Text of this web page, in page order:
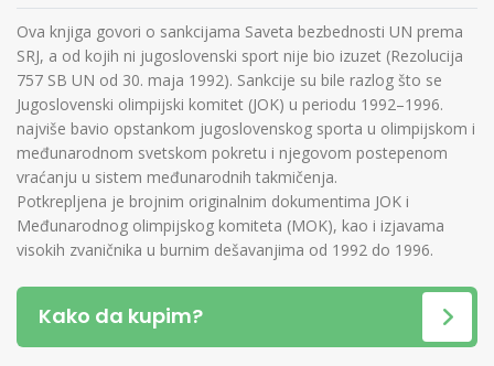
Ova knjiga govori o sankcijama Saveta bezbednosti UN prema
SRJ, a od kojih ni jugoslovenski sport nije bio izuzet (Rezolucija
757 SB UN od 30. maja 1992). Sankcije su bile razlog što se
Jugoslovenski olimpijski komitet (JOK) u periodu 1992–1996.
najviše bavio opstankom jugoslovenskog sporta u olimpijskom i
međunarodnom svetskom pokretu i njegovom postepenom
vraćanju u sistem međunarodnih takmičenja.
Potkrepljena je brojnim originalnim dokumentima JOK i
Međunarodnog olimpijskog komiteta (MOK), kao i izjavama
visokih zvaničnika u burnim dešavanjima od 1992 do 1996.
Kako da kupim?